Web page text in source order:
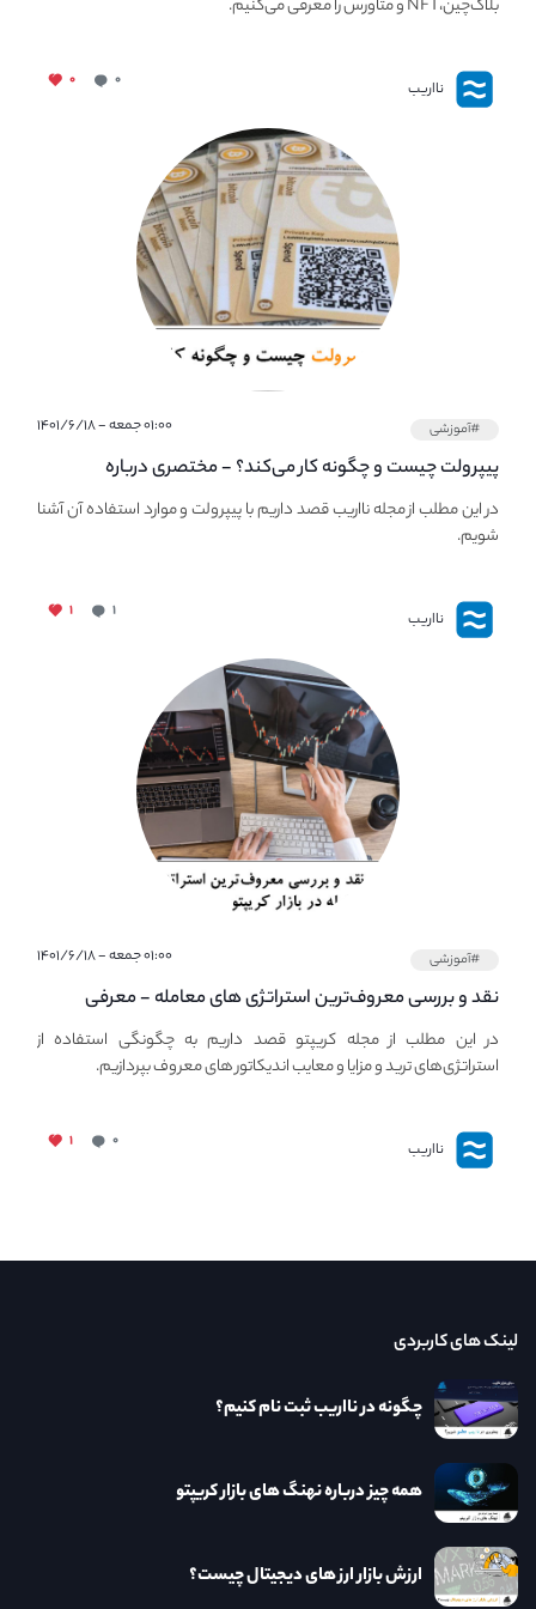
بلاک‌چین،NFT و متاورس را معرفی می‌کنیم.
نااریب ۰ ۰
#آموزشی ۰۱:۰۰ جمعه - ۱۴۰۱/۶/۱۸
پیپر‌ولت چیست و چگونه کار می‌کند؟ - مختصری درباره
PaperWallet
در این مطلب از مجله نااریب قصد داریم با پیپر‌ولت و موارد استفاده آن آشنا
شویم.
نااریب ۱ ۱
#آموزشی ۰۱:۰۰ جمعه - ۱۴۰۱/۶/۱۸
نقد و بررسی معروف‌ترین استراتژی های معامله - معرفی
استراتژی های مهم ترید در بازار کریپتو
در این مطلب از مجله کریپتو قصد داریم به چگونگی استفاده از
استراتژی‌های ترید و مزایا و معایب اندیکاتور های معروف بپردازیم.
نااریب ۰ ۱
لینک های کاربردی
چگونه در نااریب ثبت نام کنیم؟
همه چیز درباره نهنگ های بازار کریپتو
ارزش بازار ارز های دیجیتال چیست؟